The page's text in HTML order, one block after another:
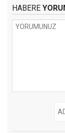
HABERE